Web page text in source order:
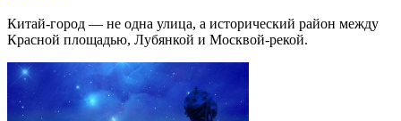
Китай-город — не одна улица, а исторический район между
Красной площадью, Лубянкой и Москвой-рекой.